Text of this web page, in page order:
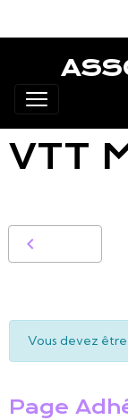
VTT
Vous devez
Page